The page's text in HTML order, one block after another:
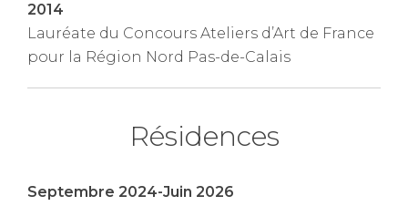
2014
Lauréate du Concours Ateliers d’Art de France
pour la Région Nord Pas-de-Calais
Résidences
Septembre 2024-Juin 2026